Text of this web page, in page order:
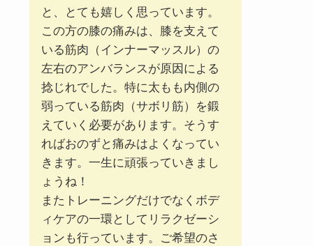
と、とても嬉しく思っています。
この方の膝の痛みは、膝を支えて
いる筋肉（インナーマッスル）の
左右のアンバランスが原因による
捻じれでした。特に太もも内側の
弱っている筋肉（サボリ筋）を鍛
えていく必要があります。そうす
ればおのずと痛みはよくなってい
きます。一生に頑張っていきまし
ょうね！
またトレーニングだけでなくボデ
ィケアの一環としてリラクゼーシ
ョンも行っています。ご希望のさ